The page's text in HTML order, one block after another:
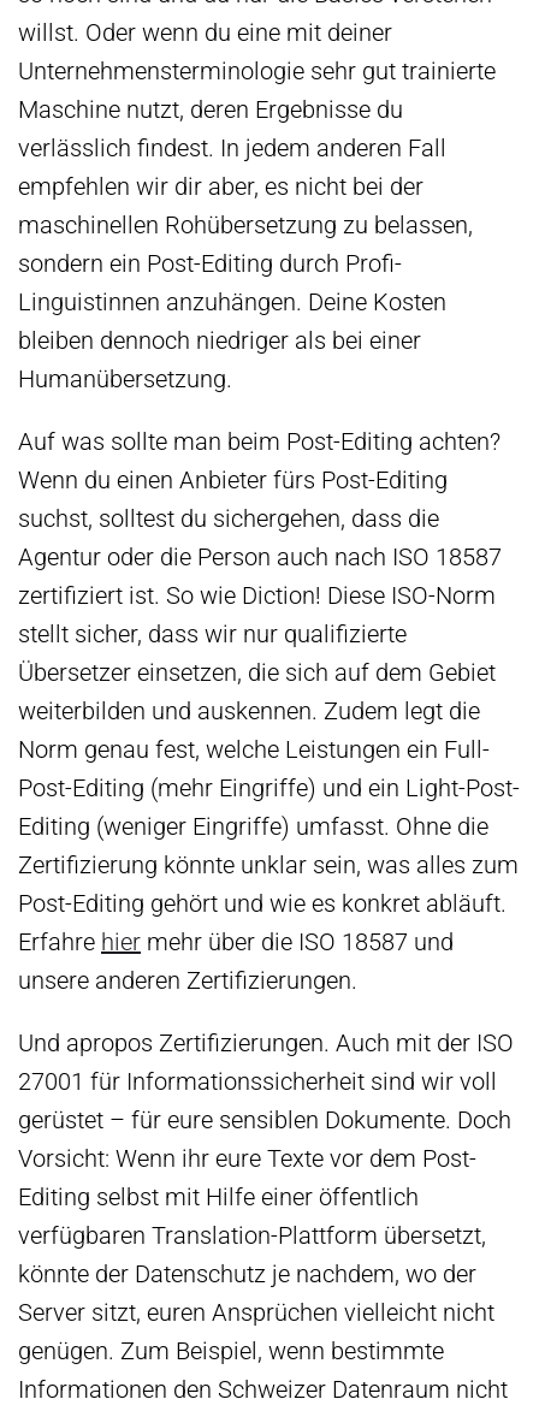
willst. Oder wenn du eine mit deiner
Unternehmensterminologie sehr gut trainierte
Maschine nutzt, deren Ergebnisse du
verlässlich findest. In jedem anderen Fall
empfehlen wir dir aber, es nicht bei der
maschinellen Rohübersetzung zu belassen,
sondern ein Post-Editing durch Profi-
Linguistinnen anzuhängen. Deine Kosten
bleiben dennoch niedriger als bei einer
Humanübersetzung.
Auf was sollte man beim Post-Editing achten?
Wenn du einen Anbieter fürs Post-Editing
suchst, solltest du sichergehen, dass die
Agentur oder die Person auch nach ISO 18587
zertifiziert ist. So wie Diction! Diese ISO-Norm
stellt sicher, dass wir nur qualifizierte
Übersetzer einsetzen, die sich auf dem Gebiet
weiterbilden und auskennen. Zudem legt die
Norm genau fest, welche Leistungen ein Full-
Post-Editing (mehr Eingriffe) und ein Light-Post-
Editing (weniger Eingriffe) umfasst. Ohne die
Zertifizierung könnte unklar sein, was alles zum
Post-Editing gehört und wie es konkret abläuft.
Erfahre hier mehr über die ISO 18587 und
unsere anderen Zertifizierungen.
Und apropos Zertifizierungen. Auch mit der ISO
27001 für Informationssicherheit sind wir voll
gerüstet – für eure sensiblen Dokumente. Doch
Vorsicht: Wenn ihr eure Texte vor dem Post-
Editing selbst mit Hilfe einer öffentlich
verfügbaren Translation-Plattform übersetzt,
könnte der Datenschutz je nachdem, wo der
Server sitzt, euren Ansprüchen vielleicht nicht
genügen. Zum Beispiel, wenn bestimmte
Informationen den Schweizer Datenraum nicht